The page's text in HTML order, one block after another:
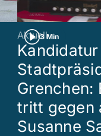
3 Min
Aktuell
Kandidatur
Grenchen:
tritt gegen
Susanne